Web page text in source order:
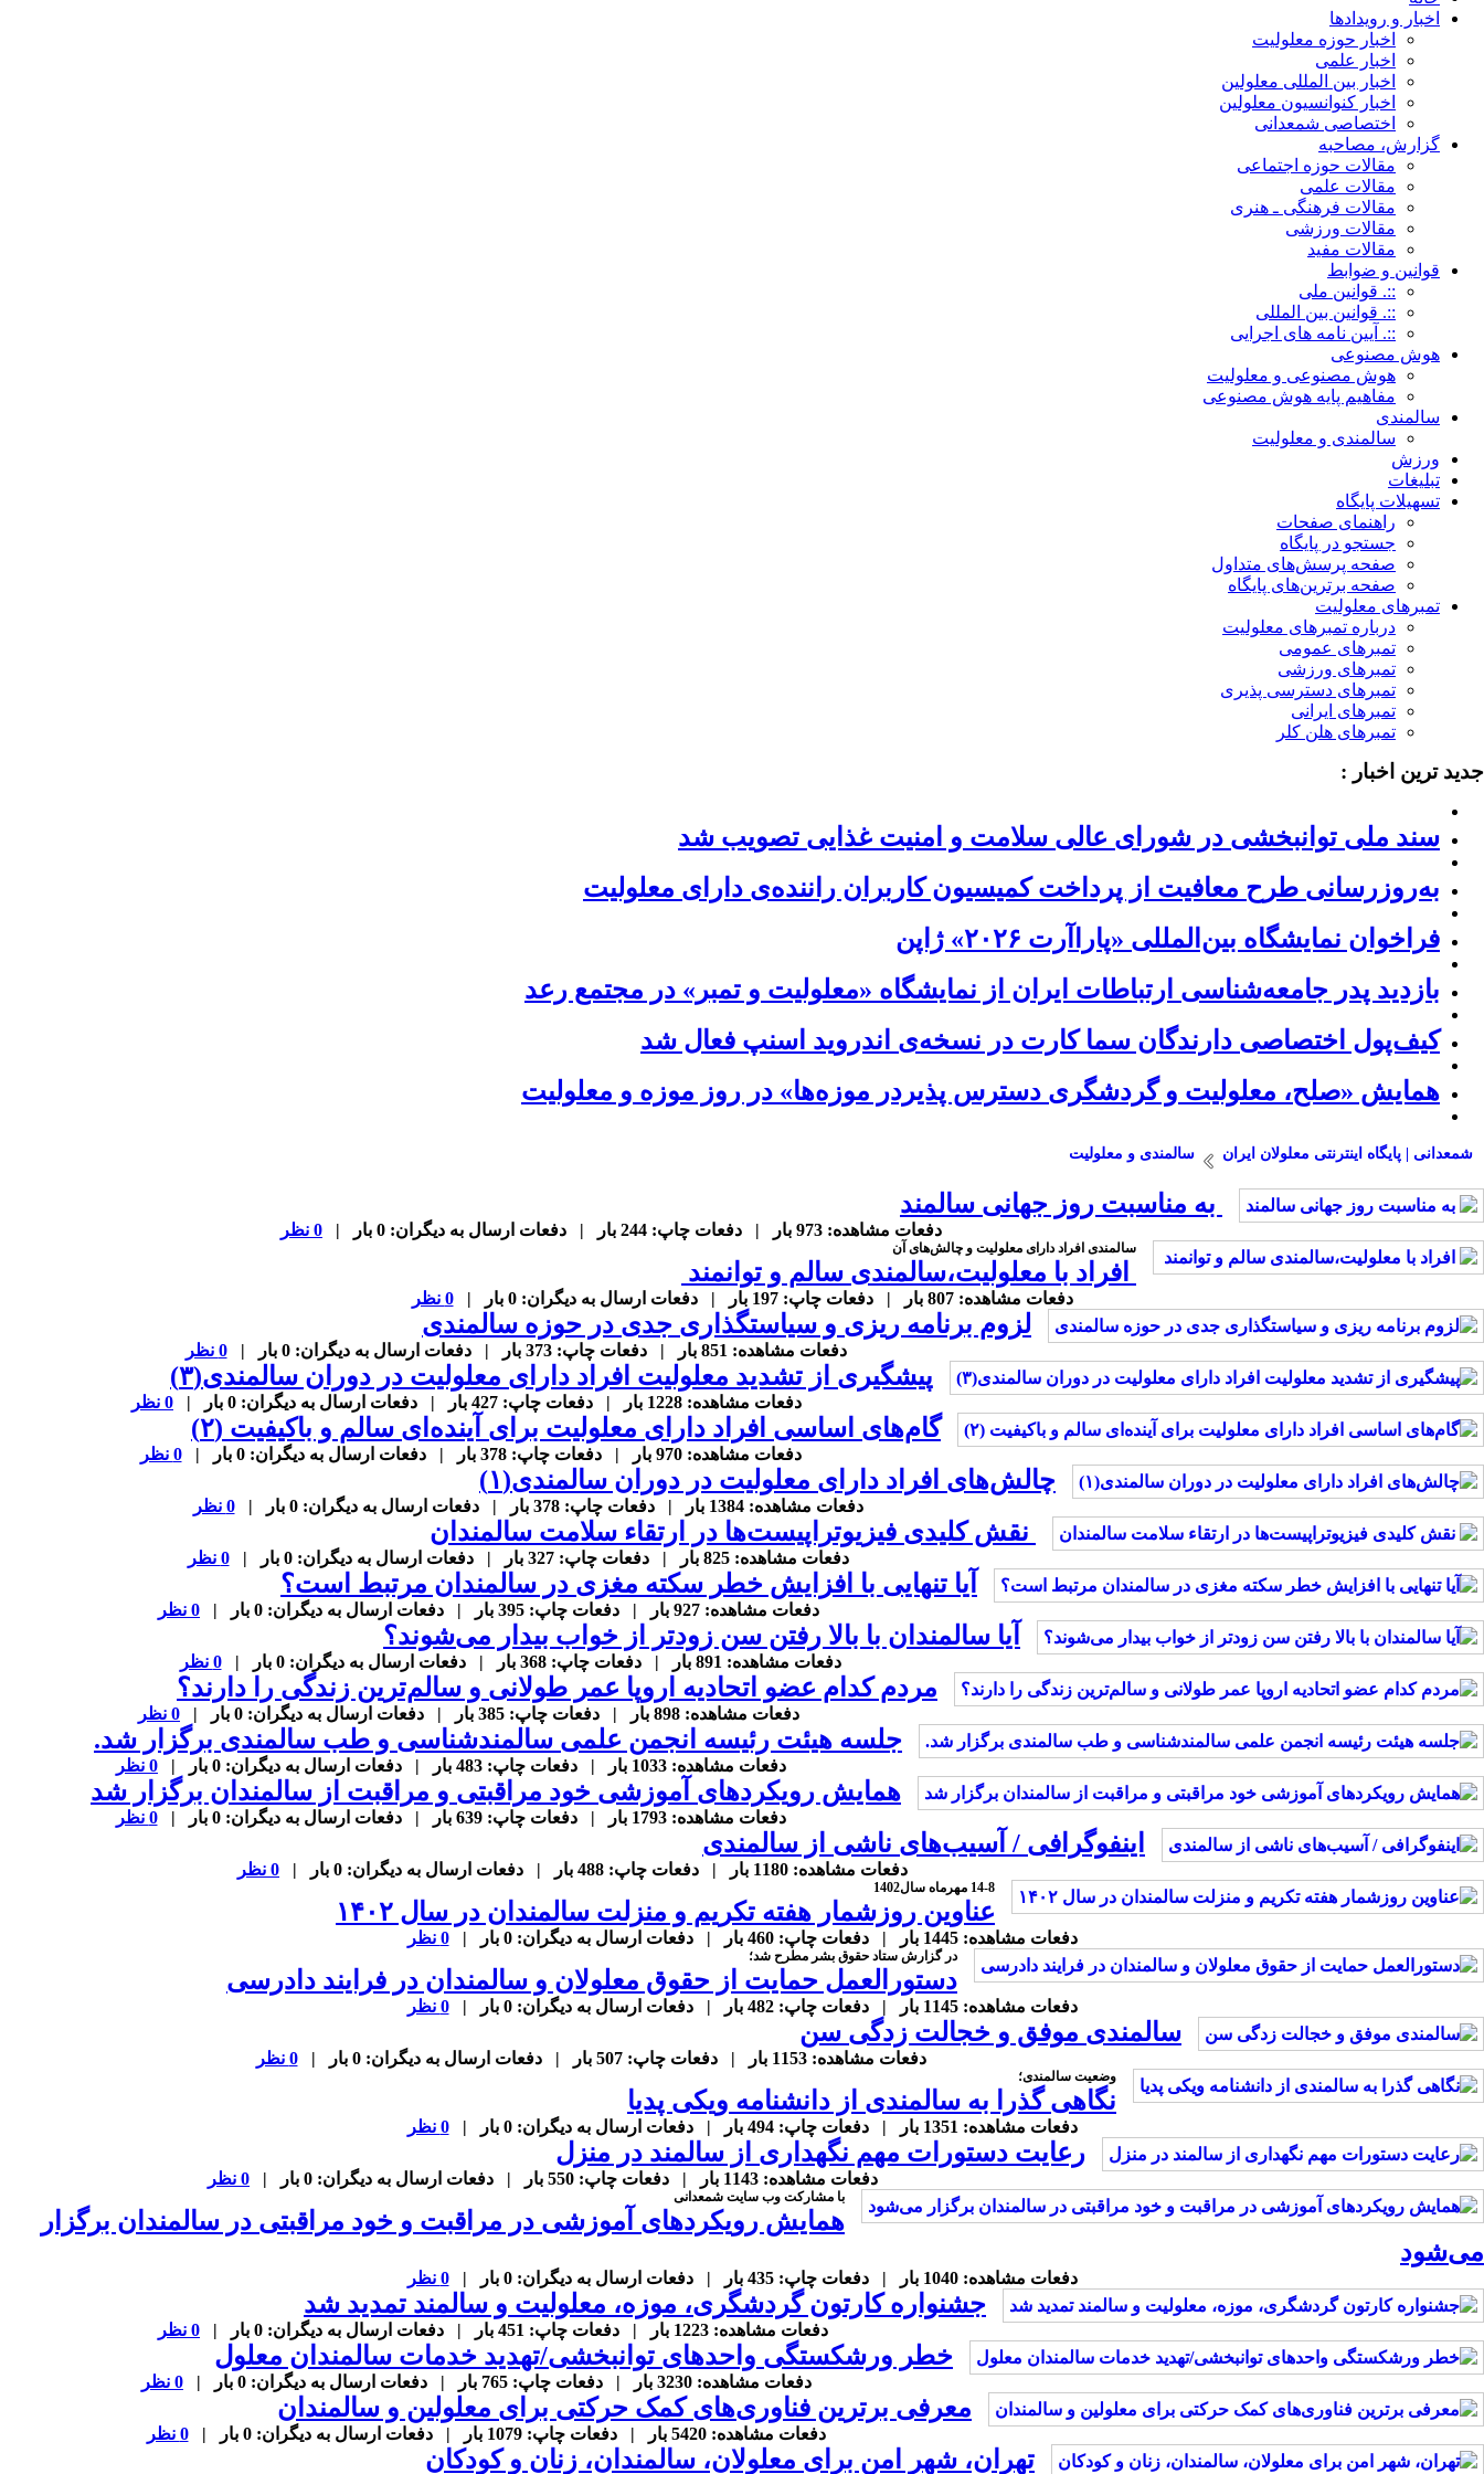
اخبار و رویدادها
اخبار حوزه معلولیت
اخبار علمی
اخبار بین المللی معلولین
اخبار کنوانسیون معلولین
اختصاصی شمعدانی
گزارش، مصاحبه
مقالات حوزه اجتماعی
مقالات علمی
مقالات فرهنگی ـ هنری
مقالات ورزشی
مقالات مفید
قوانین و ضوابط
::. قوانین ملی
::. قوانین بین المللی
::. آیین نامه های اجرایی
هوش مصنوعی
هوش مصنوعی و معلولیت
مفاهیم پایه هوش مصنوعی
سالمندی
سالمندی و معلولیت
ورزش
تبلیغات
تسهیلات پایگاه
راهنمای صفحات
جستجو در پایگاه
صفحه پرسش‌های متداول
صفحه برترین‌های پایگاه
تمبرهای معلولیت
درباره تمبرهای معلولیت
تمبرهای عمومی
تمبرهای ورزشی
تمبرهای دسترسی پذیری
تمبرهای ایرانی
تمبرهای هلن کلر
جدید ترین اخبار :
سند ملی توانبخشی در شورای عالی سلامت و امنیت غذایی تصویب شد
به‌روزرسانی طرح معافیت از پرداخت کمیسیون کاربران راننده‌ی دارای معلولیت
فراخوان نمایشگاه بین‌المللی «پاراآرت ۲۰۲۶» ژاپن
بازدید پدر جامعه‌شناسی ارتباطات ایران از نمایشگاه «معلولیت و تمبر» در مجتمع رعد
کیف‌پول اختصاصی دارندگان سما کارت در نسخه‌ی اندروید اسنپ فعال شد
همایش «صلح، معلولیت و گردشگری دسترس پذیردر موزه‌ها» در روز موزه و معلولیت
شمعدانی | پایگاه اینترنتی معلولان ایران سالمندی و معلولیت
به مناسبت روز جهانی سالمند
دفعات مشاهده: 973 بار | دفعات چاپ: 244 بار | دفعات ارسال به دیگران: 0 بار | 0 نظر
سالمندی افراد دارای معلولیت و چالش‌های آن
افراد با معلولیت،سالمندی سالم و توانمند
دفعات مشاهده: 807 بار | دفعات چاپ: 197 بار | دفعات ارسال به دیگران: 0 بار | 0 نظر
لزوم برنامه ریزی و سیاستگذاری جدی در حوزه سالمندی
دفعات مشاهده: 851 بار | دفعات چاپ: 373 بار | دفعات ارسال به دیگران: 0 بار | 0 نظر
پیشگیری از تشدید معلولیت افراد دارای معلولیت در دوران سالمندی(۳)
دفعات مشاهده: 1228 بار | دفعات چاپ: 427 بار | دفعات ارسال به دیگران: 0 بار | 0 نظر
گام‌های اساسی افراد دارای معلولیت برای آینده‌ای سالم و باکیفیت (۲)
دفعات مشاهده: 970 بار | دفعات چاپ: 378 بار | دفعات ارسال به دیگران: 0 بار | 0 نظر
چالش‌های افراد دارای معلولیت در دوران سالمندی(۱)
دفعات مشاهده: 1384 بار | دفعات چاپ: 378 بار | دفعات ارسال به دیگران: 0 بار | 0 نظر
نقش کلیدی فیزیوتراپیست‌ها در ارتقاء سلامت سالمندان
دفعات مشاهده: 825 بار | دفعات چاپ: 327 بار | دفعات ارسال به دیگران: 0 بار | 0 نظر
آیا تنهایی با افزایش خطر سکته مغزی در سالمندان مرتبط است؟
دفعات مشاهده: 927 بار | دفعات چاپ: 395 بار | دفعات ارسال به دیگران: 0 بار | 0 نظر
آیا سالمندان با بالا رفتن سن زودتر از خواب بیدار می‌شوند؟
دفعات مشاهده: 891 بار | دفعات چاپ: 368 بار | دفعات ارسال به دیگران: 0 بار | 0 نظر
مردم کدام عضو اتحادیه اروپا عمر طولانی و سالم‌ترین زندگی را دارند؟
دفعات مشاهده: 898 بار | دفعات چاپ: 385 بار | دفعات ارسال به دیگران: 0 بار | 0 نظر
جلسه هیئت رئیسه انجمن علمی سالمندشناسی و طب سالمندی برگزار شد.
دفعات مشاهده: 1033 بار | دفعات چاپ: 483 بار | دفعات ارسال به دیگران: 0 بار | 0 نظر
همایش رویکردهای آموزشی خود مراقبتی و مراقبت از سالمندان برگزار شد
دفعات مشاهده: 1793 بار | دفعات چاپ: 639 بار | دفعات ارسال به دیگران: 0 بار | 0 نظر
اینفوگرافی / آسیب‌های ناشی از سالمندی
دفعات مشاهده: 1180 بار | دفعات چاپ: 488 بار | دفعات ارسال به دیگران: 0 بار | 0 نظر
14-8 مهرماه سال1402
عناوین روزشمار هفته تکریم و منزلت سالمندان در سال ۱۴۰۲
دفعات مشاهده: 1445 بار | دفعات چاپ: 460 بار | دفعات ارسال به دیگران: 0 بار | 0 نظر
در گزارش ستاد حقوق بشر مطرح شد؛
​​​​​​​دستورالعمل حمایت از حقوق معلولان و سالمندان در فرایند دادرسی
دفعات مشاهده: 1145 بار | دفعات چاپ: 482 بار | دفعات ارسال به دیگران: 0 بار | 0 نظر
سالمندی موفق و خجالت زدگی سن
دفعات مشاهده: 1153 بار | دفعات چاپ: 507 بار | دفعات ارسال به دیگران: 0 بار | 0 نظر
وضعیت سالمندی؛
نگاهی گذرا به سالمندی از دانشنامه ویکی پدیا
دفعات مشاهده: 1351 بار | دفعات چاپ: 494 بار | دفعات ارسال به دیگران: 0 بار | 0 نظر
رعایت دستورات مهم نگهداری از سالمند در منزل
دفعات مشاهده: 1143 بار | دفعات چاپ: 550 بار | دفعات ارسال به دیگران: 0 بار | 0 نظر
با مشارکت وب سایت شمعدانی
همایش رویکردهای آموزشی در مراقبت و خود مراقبتی در سالمندان برگزار
می‌شود
دفعات مشاهده: 1040 بار | دفعات چاپ: 435 بار | دفعات ارسال به دیگران: 0 بار | 0 نظر
جشنواره کارتون گردشگری، موزه، معلولیت و سالمند تمدید شد
دفعات مشاهده: 1223 بار | دفعات چاپ: 451 بار | دفعات ارسال به دیگران: 0 بار | 0 نظر
خطر ورشکستگی واحدهای توانبخشی/تهدید خدمات سالمندان معلول
دفعات مشاهده: 3230 بار | دفعات چاپ: 765 بار | دفعات ارسال به دیگران: 0 بار | 0 نظر
معرفی برترین فناوری‌های کمک حرکتی برای معلولین و سالمندان
دفعات مشاهده: 5420 بار | دفعات چاپ: 1079 بار | دفعات ارسال به دیگران: 0 بار | 0 نظر
تهران، شهر امن برای معلولان، سالمندان، زنان و کودکان